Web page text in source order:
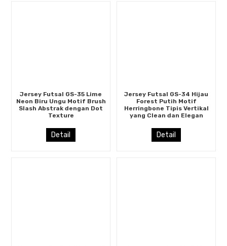
Jersey Futsal GS-35 Lime
Neon Biru Ungu Motif Brush
Slash Abstrak dengan Dot
Texture
Detail
Jersey Futsal GS-34 Hijau
Forest Putih Motif
Herringbone Tipis Vertikal
yang Clean dan Elegan
Detail